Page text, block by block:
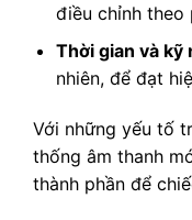
điều chỉnh theo
Thời gian và kỹ
nhiên, để đạt
Với những yếu tố
thống âm thanh
thành phần để